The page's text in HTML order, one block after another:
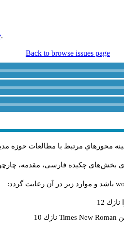
.
Back to browse issues page
محورهاي مرتبط با مطالعات حوزه
بخش‌های چکیده فارسی، مقدمه،
باشد و موارد زير در آن رعايت گردد:
12
Times New Roman نازك 10